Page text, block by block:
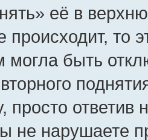
её в
происходит, то
могла быть
просто ответив
не нарушаете